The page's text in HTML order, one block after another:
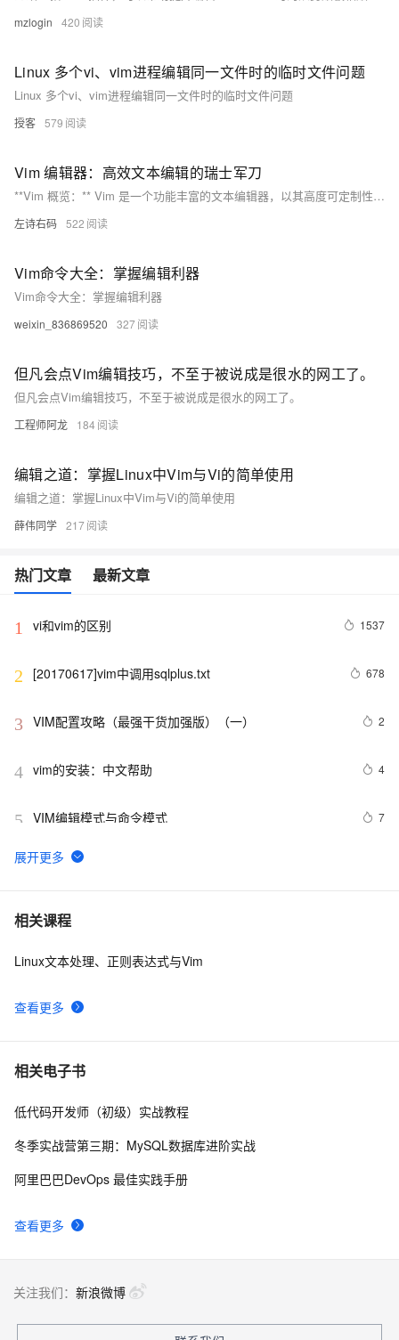
mzlogin 420
Linux 多个vi、vim进程编辑同一文件时的临时文件问题
Linux 多个vi、vim进程编辑同一文件时的临时文件问题
授客 579
Vim 编辑器：高效文本编辑的瑞士军刀
**Vim 概览：** Vim 是一个功能丰富的文本编辑器，以其高度可定制性著称。文章介绍了 Vim 的高效使用技巧，包括快捷打开文件、命令行模式下的常用命令、查找与替换、删除和复制文本。还讨论了配置 `.vimrc` 文件以自定义设置，如改变 leader 键、设置缩进和高亮，并展示了安装插件如 vim-airline 和 vim-snazzy 的方法。通过这些技巧，用户能提升 Vim 使用效率。
左诗右码 522
Vim命令大全：掌握编辑利器
Vim命令大全：掌握编辑利器
weixin_836869520 327
但凡会点Vim编辑技巧，不至于被说成是很水的网工了。
但凡会点Vim编辑技巧，不至于被说成是很水的网工了。
工程师阿龙 184
编辑之道：掌握Linux中Vim与Vi的简单使用
编辑之道：掌握Linux中Vim与Vi的简单使用
薛伟同学 217
热门文章 最新文章
1 vi和vim的区别 1537
2 [20170617]vim中调用sqlplus.txt 678
3 VIM配置攻略（最强干货加强版）（一） 2
4 vim的安装：中文帮助 4
5 VIM编辑模式与命令模式 7
6 [20121207]vim中使用bc做10与16进制计算.txt
7 VIM常用操作和使用方法
8 Linux - ubuntu下Vim安装失败，报The following
9 Linux_服务器_04_vim编辑器的使用
10
相关课程
查看更多
Linux文本处理、正则表达式与Vim
相关电子书
查看更多
低代码开发师（初级）实战教程
冬季实战营第三期：MySQL数据库进阶实战
阿里巴巴DevOps 最佳实践手册
关注我们： 新浪微博